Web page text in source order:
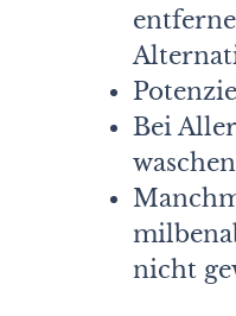
Bei
nicht